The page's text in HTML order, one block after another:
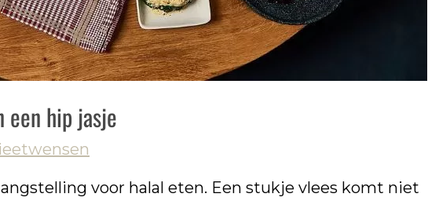
een hip jasje
voor halal eten. Een stukje vlees komt niet